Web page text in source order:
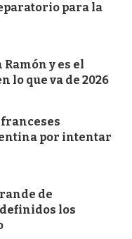
para la
y es el
lo que va de 2026
franceses
por intentar
de
los